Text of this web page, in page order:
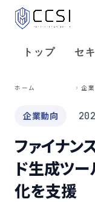
トップ セ
ホーム 企
企業動向
ファイナン
ド生成ツー
化を支援